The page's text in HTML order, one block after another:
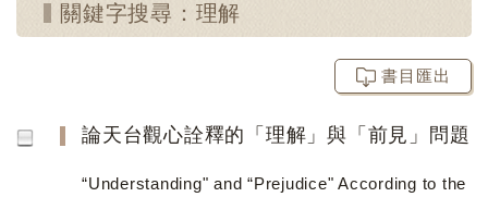
關鍵字搜尋：理解
書目匯出
論天台觀心詮釋的「理解」與「前見」問題
“Understanding" and “Prejudice" According to the